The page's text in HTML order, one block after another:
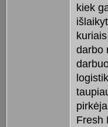
kiek
darbo
Fresh